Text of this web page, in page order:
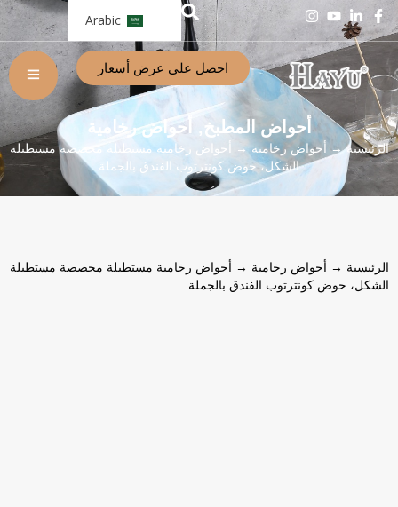
Arabic
احصل على عرض أسعار
أحواض المطبخ, أحواض رخامية
الرئيسية→ أحواض رخامية→ أحواض رخامية مستطيلة مخصصة مستطيلة
الشكل، حوض كونترتوب الفندق بالجملة
الرئيسية → أحواض رخامية → أحواض رخامية مستطيلة مخصصة مستطيلة
الشكل، حوض كونترتوب الفندق بالجملة